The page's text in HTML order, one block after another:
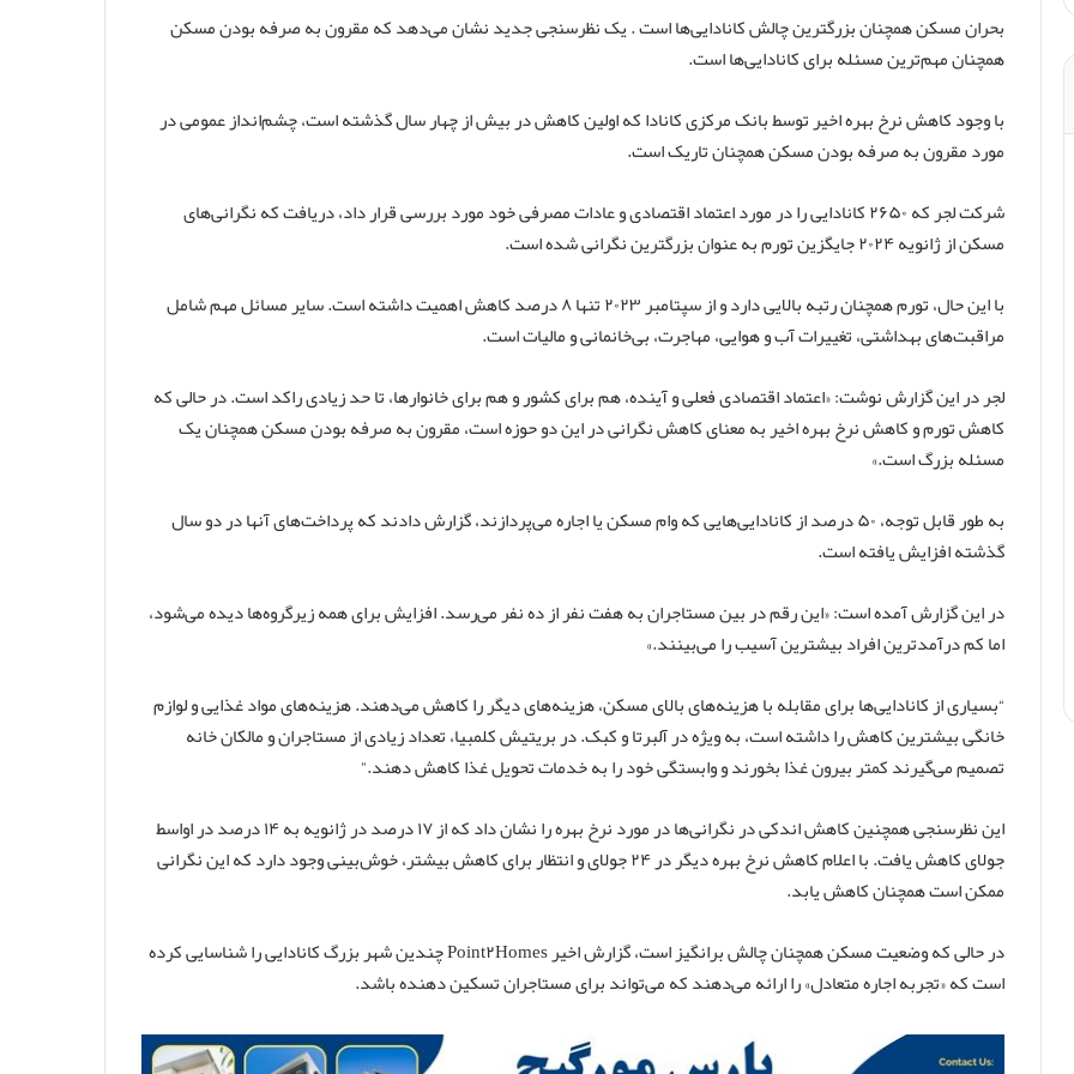
بحران مسکن همچنان بزرگترین چالش کانادایی‌ها است . یک نظرسنجی جدید نشان می‌دهد که مقرون به صرفه بودن مسکن
همچنان مهم‌ترین مسئله برای کانادایی‌ها است.
با وجود کاهش نرخ بهره اخیر توسط بانک مرکزی کانادا که اولین کاهش در بیش از چهار سال گذشته است، چشم‌انداز عمومی در
مورد مقرون به صرفه بودن مسکن همچنان تاریک است.
شرکت لجر که ۲۶۵۰ کانادایی را در مورد اعتماد اقتصادی و عادات مصرفی خود مورد بررسی قرار داد، دریافت که نگرانی‌های
مسکن از ژانویه ۲۰۲۴ جایگزین تورم به عنوان بزرگترین نگرانی شده است.
با این حال، تورم همچنان رتبه بالایی دارد و از سپتامبر ۲۰۲۳ تنها ۸ درصد کاهش اهمیت داشته است. سایر مسائل مهم شامل
مراقبت‌های بهداشتی، تغییرات آب و هوایی، مهاجرت، بی‌خانمانی و مالیات است.
لجر در این گزارش نوشت: «اعتماد اقتصادی فعلی و آینده، هم برای کشور و هم برای خانوارها، تا حد زیادی راکد است. در حالی که
کاهش تورم و کاهش نرخ بهره اخیر به معنای کاهش نگرانی در این دو حوزه است، مقرون به صرفه بودن مسکن همچنان یک
مسئله بزرگ است.»
به طور قابل توجه، ۵۰ درصد از کانادایی‌هایی که وام مسکن یا اجاره می‌پردازند، گزارش دادند که پرداخت‌های آنها در دو سال
گذشته افزایش یافته است.
در این گزارش آمده است: «این رقم در بین مستاجران به هفت نفر از ده نفر می‌رسد. افزایش برای همه زیرگروه‌ها دیده می‌شود،
اما کم درآمدترین افراد بیشترین آسیب را می‌بینند.»
“بسیاری از کانادایی‌ها برای مقابله با هزینه‌های بالای مسکن، هزینه‌های دیگر را کاهش می‌دهند. هزینه‌های مواد غذایی و لوازم
خانگی بیشترین کاهش را داشته است، به ویژه در آلبرتا و کبک. در بریتیش کلمبیا، تعداد زیادی از مستاجران و مالکان خانه
تصمیم می‌گیرند کمتر بیرون غذا بخورند و وابستگی خود را به خدمات تحویل غذا کاهش دهند.”
این نظرسنجی همچنین کاهش اندکی در نگرانی‌ها در مورد نرخ بهره را نشان داد که از ۱۷ درصد در ژانویه به ۱۴ درصد در اواسط
جولای کاهش یافت. با اعلام کاهش نرخ بهره دیگر در ۲۴ جولای و انتظار برای کاهش بیشتر، خوش‌بینی وجود دارد که این نگرانی
ممکن است همچنان کاهش یابد.
در حالی که وضعیت مسکن همچنان چالش برانگیز است، گزارش اخیر Point۲Homes چندین شهر بزرگ کانادایی را شناسایی کرده
است که «تجربه اجاره متعادل» را ارائه می‌دهند که می‌تواند برای مستاجران تسکین دهنده باشد.